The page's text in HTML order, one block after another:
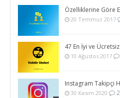
Özelliklerine Göre
20 Temmuz 2017
47 En İyi ve
10 Ağustos 2017
Instagram Takipçi
30 Kasım 2020 2